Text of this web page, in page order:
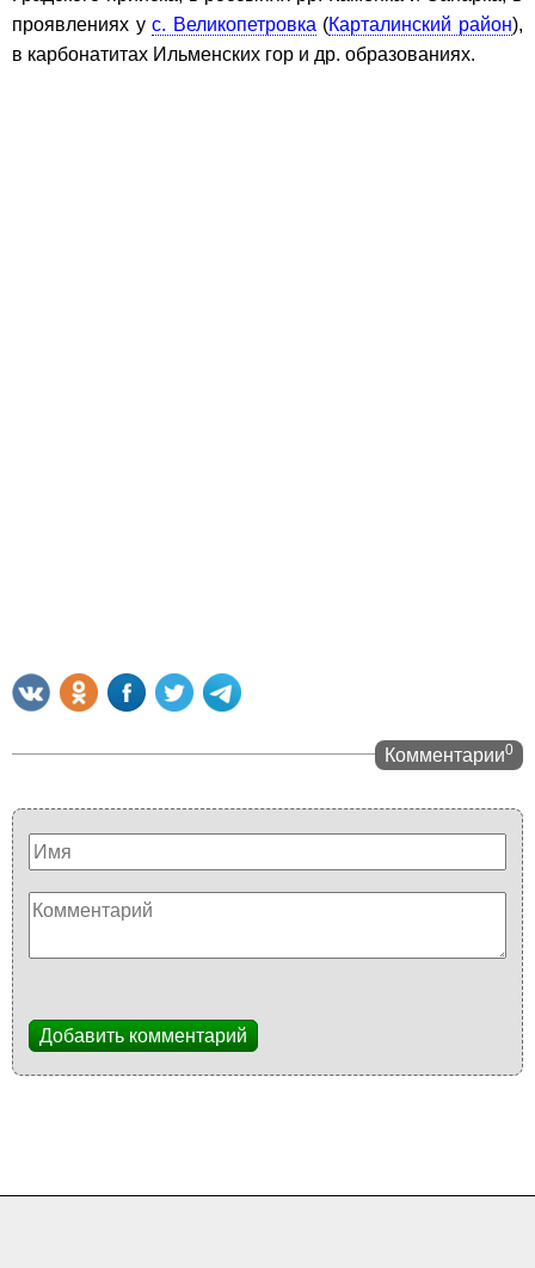
проявлениях ус. Великопетровка (Карталинский район),
в карбонатитах Ильменских гор и др. образованиях.
Комментарии0
Добавить комментарий